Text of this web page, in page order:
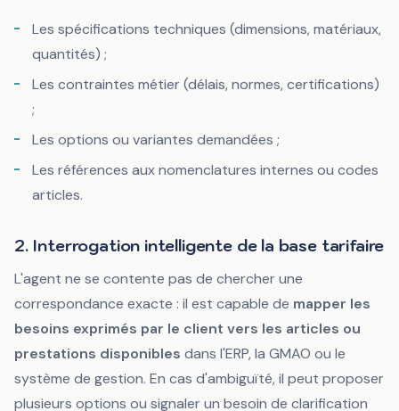
Les spécifications techniques (dimensions, matériaux,
quantités) ;
Les contraintes métier (délais, normes, certifications)
;
Les options ou variantes demandées ;
Les références aux nomenclatures internes ou codes
articles.
2. Interrogation intelligente de la base tarifaire
L'agent ne se contente pas de chercher une
correspondance exacte : il est capable de mapper les
besoins exprimés par le client vers les articles ou
prestations disponibles dans l'ERP, la GMAO ou le
système de gestion. En cas d'ambiguïté, il peut proposer
plusieurs options ou signaler un besoin de clarification